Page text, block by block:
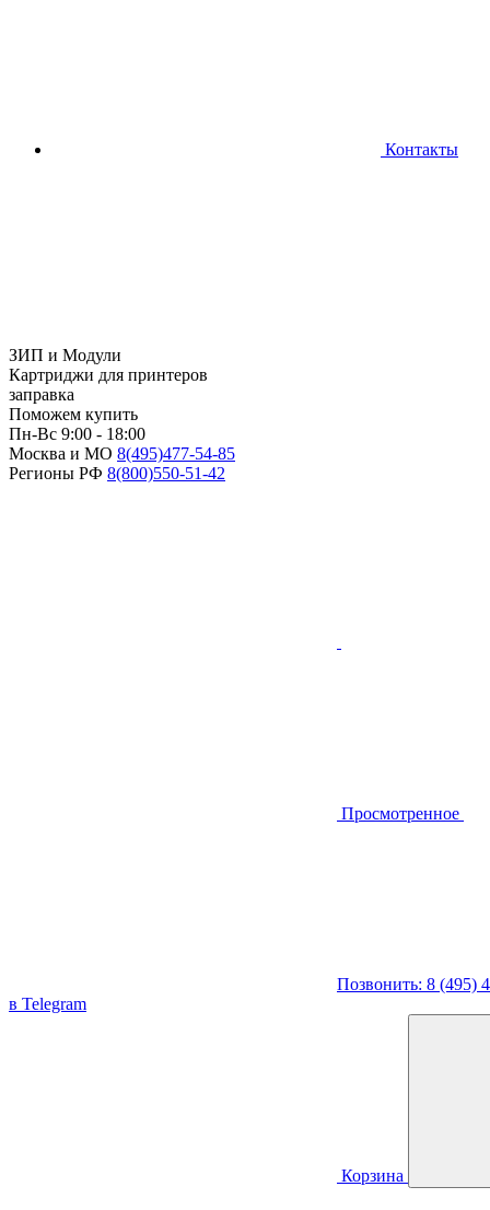
Контакты
ЗИП и Модули
Картриджи для принтеров
заправка
Поможем купить
Пн-Вс 9:00 - 18:00
Москва и МО 8(495)477-54-85
Регионы РФ 8(800)550-51-42
Просмотренное
Позвонить: 8 (495)
в Telegram
Корзина